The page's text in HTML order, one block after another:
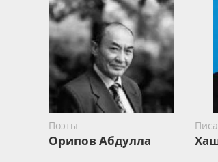
Поэты
Орипов Абдулла